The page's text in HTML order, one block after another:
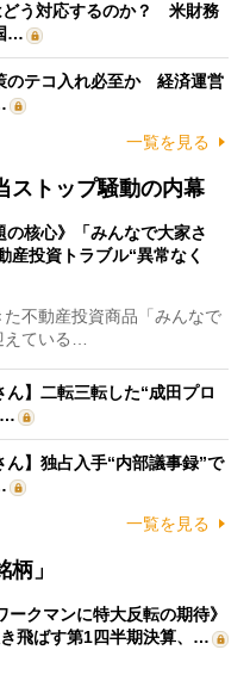
う対応するのか？ 米財務
…
のテコ入れ必至か 経済運営
一覧を見る
ストップ騒動の内幕
の核心》「みんなで大家さ
産投資トラブル“異常なく
不動産投資商品「みんなで
えている…
ん】二転三転した“成田プロ
…
ん】独占入手“内部議事録”で
一覧を見る
」
ークマンに特大反転の期待》
飛ばす第1四半期決算、…